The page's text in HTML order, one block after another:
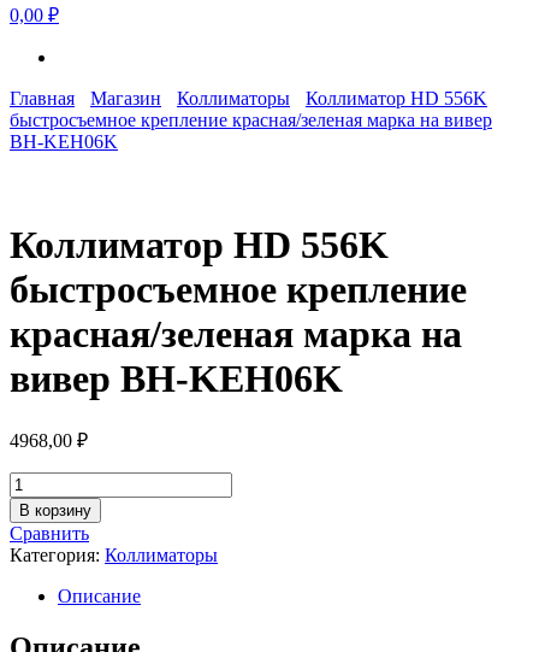
0,00 ₽
Главная Магазин Коллиматоры
Коллиматор HD 556K
быстросъемное крепление красная/зеленая марка на вивер
BH-KEH06K
Коллиматор HD 556K
быстросъемное крепление
красная/зеленая марка на
вивер BH-KEH06K
4968,00 ₽
Количество
товара
Коллиматор
HD
556K
быстросъемное
крепление
красная/
В корзину
Сравнить
Категория: Коллиматоры
Описание